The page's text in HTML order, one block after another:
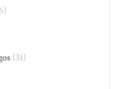
(31)